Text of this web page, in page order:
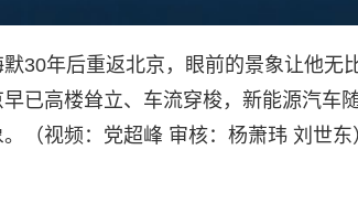
30年后重返北京，眼前的景象让他无
已高楼耸立、车流穿梭，新能源汽车
（视频：党超峰 审核：杨萧玮 刘世东